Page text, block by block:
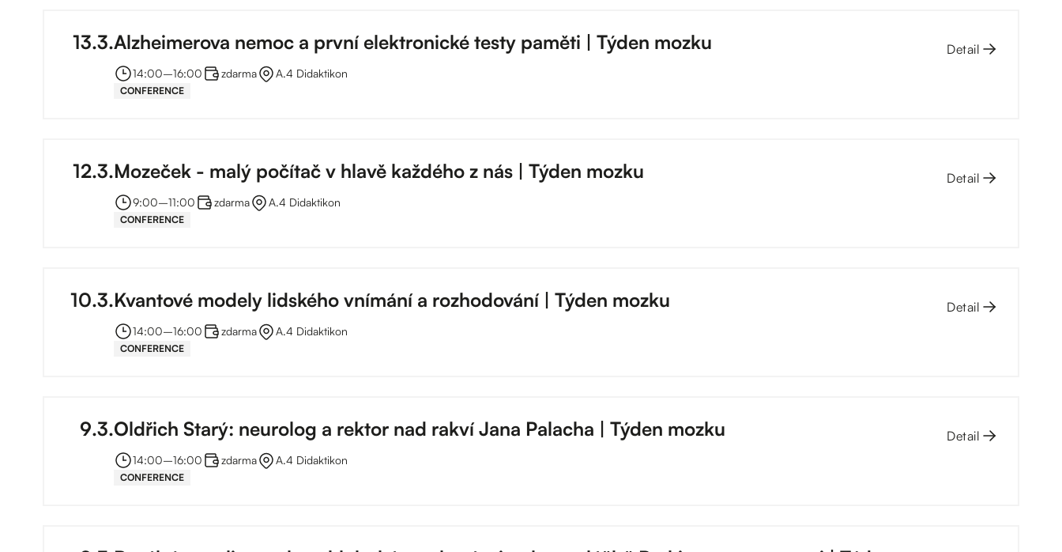
13.3.Alzheimerova nemoc a první elektronické testy paměti | Týden mozku
14:00–⁠16:00 zdarma A.4 Didaktikon
CONFERENCE
Detail
12.3.Mozeček - malý počítač v hlavě každého z nás | Týden mozku
9:00–⁠11:00 zdarma A.4 Didaktikon
CONFERENCE
Detail
10.3.Kvantové modely lidského vnímání a rozhodování | Týden mozku
14:00–⁠16:00 zdarma A.4 Didaktikon
CONFERENCE
Detail
9.3.Oldřich Starý: neurolog a rektor nad rakví Jana Palacha | Týden mozku
14:00–⁠16:00 zdarma A.4 Didaktikon
CONFERENCE
Detail